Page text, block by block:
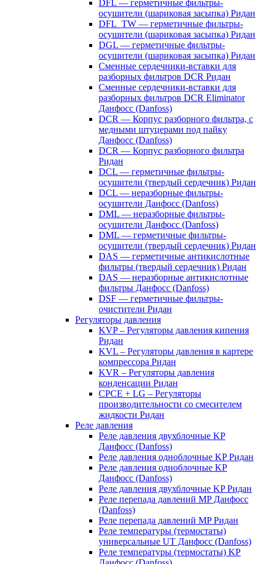
DFL — герметичные фильтры-
осушители (шариковая засыпка) Ридан
DFL_TW — герметичные фильтры-
осушители (шариковая засыпка) Ридан
DGL — герметичные фильтры-
осушители (шариковая засыпка) Ридан
Сменные сердечники-вставки для
разборных фильтров DCR Ридан
Сменные сердечники-вставки для
разборных фильтров DCR Eliminator
Данфосс (Danfoss)
DCR — Корпус разборного фильтра, с
медными штуцерами под пайку
Данфосс (Danfoss)
DCR — Корпус разборного фильтра
Ридан
DCL — герметичные фильтры-
осушители (твердый сердечник) Ридан
DCL — неразборные фильтры-
осушители Данфосс (Danfoss)
DML — неразборные фильтры-
осушители Данфосс (Danfoss)
DML — герметичные фильтры-
осушители (твердый сердечник) Ридан
DAS — герметичные антикислотные
фильтры (твердый сердечник) Ридан
DAS — неразборные антикислотные
фильтры Данфосс (Danfoss)
DSF — герметичные фильтры-
очистители Ридан
Регуляторы давления
KVP – Регуляторы давления кипения
Ридан
KVL – Регуляторы давления в картере
компрессора Ридан
KVR – Регуляторы давления
конденсации Ридан
CPCE + LG – Регуляторы
производительности со смесителем
жидкости Ридан
Реле давления
Реле давления двухблочные KP
Данфосс (Danfoss)
Реле давления одноблочные KP Ридан
Реле давления одноблочные KP
Данфосс (Danfoss)
Реле давления двухблочные KP Ридан
Реле перепада давлений MP Данфосс
(Danfoss)
Реле перепада давлений MP Ридан
Реле температуры (термостаты)
универсальные UT Данфосс (Danfoss)
Реле температуры (термостаты) KP